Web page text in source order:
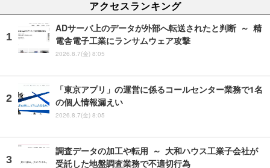
アクセスランキング
ADサーバ上のデータが外部へ転送されたと判断 ～ 精
電舎電子工業にランサムウェア攻撃
2026.8.7(金) 8:05
「東京アプリ」の運営に係るコールセンター業務で1名
の個人情報漏えい
2026.8.7(金) 8:05
調査データの加工や転用 ～ 大和ハウス工業子会社が
受託した地盤調査業務で不適切行為